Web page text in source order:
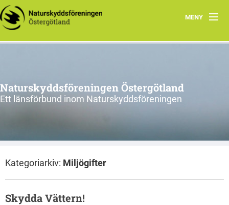
MENY
Aktuellt
Natur i Östergötland
Kretsar
Naturskyddsföreningen Östergötland
Ett länsförbund inom Naturskyddsföreningen
Kategoriarkiv: Miljögifter
Skydda Vättern!